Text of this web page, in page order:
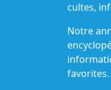
cultes,
Notre
favorites.